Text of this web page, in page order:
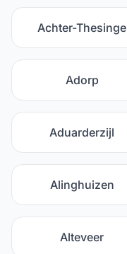
Achter-Thesinge
Adorp
Aduarderzijl
Alinghuizen
Alteveer